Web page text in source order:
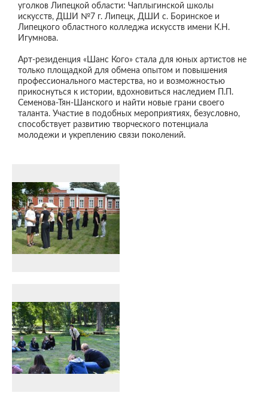
уголков Липецкой области: Чаплыгинской школы
искусств, ДШИ №7 г. Липецк, ДШИ с. Боринское и
Липецкого областного колледжа искусств имени К.Н.
Игумнова.
Арт-резиденция «Шанс Кого» стала для юных артистов не
только площадкой для обмена опытом и повышения
профессионального мастерства, но и возможностью
прикоснуться к истории, вдохновиться наследием П.П.
Семенова-Тян-Шанского и найти новые грани своего
таланта. Участие в подобных мероприятиях, безусловно,
способствует развитию творческого потенциала
молодежи и укреплению связи поколений.